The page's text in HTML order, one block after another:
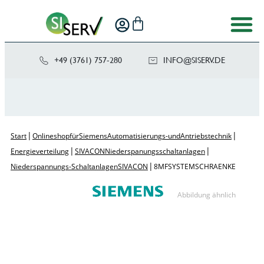
+49 (3761) 757-280 ED.VRE
SIS@OF
NI
Start | Onlineshop für Siemens Automatisierungs- und Antriebstechnik |
Energieverteilung | SIVACON Niederspanungsschaltanlagen |
Niederspannungs-Schaltanlagen SIVACON | 8MF SYSTEMSCHRAENKE
Abbildung ähnlich